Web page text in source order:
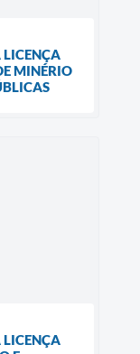
MINÉRIO